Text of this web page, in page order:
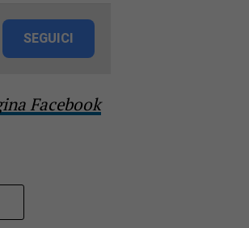
SEGUICI
Facebook